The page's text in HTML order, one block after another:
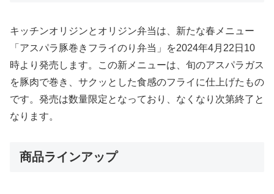
キッチンオリジンとオリジン弁当は、新たな春メニュー
「アスパラ豚巻きフライのり弁当」を2024年4月22日10
時より発売します。この新メニューは、旬のアスパラガス
を豚肉で巻き、サクッとした食感のフライに仕上げたもの
です。発売は数量限定となっており、なくなり次第終了と
なります。
商品ラインアップ